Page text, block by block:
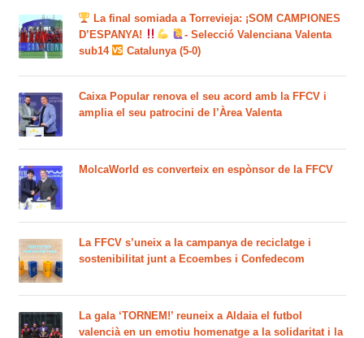
La final somiada a Torrevieja: ¡SOM CAMPIONES
D’ESPANYA!
- Selecció Valenciana Valenta
sub14
Catalunya (5-0)
Caixa Popular renova el seu acord amb la FFCV i
amplia el seu patrocini de l’Àrea Valenta
MolcaWorld es converteix en espònsor de la FFCV
La FFCV s’uneix a la campanya de reciclatge i
sostenibilitat junt a Ecoembes i Confedecom
La gala ‘TORNEM!’ reuneix a Aldaia el futbol
valencià en un emotiu homenatge a la solidaritat i la